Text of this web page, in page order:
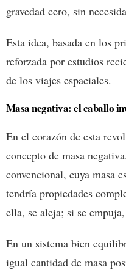
gravedad cero, sin
Esta idea, basada en los
reforzada por estudios
de los viajes espaciales.
Masa negativa: el caballo
En el corazón de esta
concepto de masa
convencional, cuya masa
tendría propiedades
ella, se aleja; si se empuja,
En un sistema bien
igual cantidad de masa